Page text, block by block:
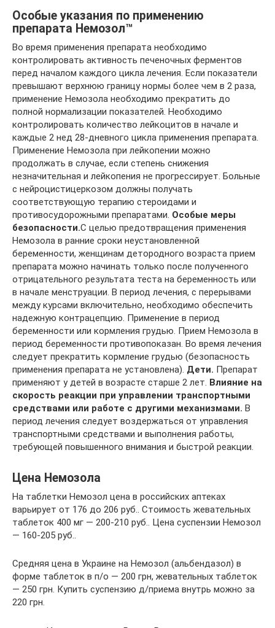
Особые указания по применению
препарата Немозол™
Во время применения препарата необходимо
контролировать активность печеночных ферментов
перед началом каждого цикла лечения. Если показатели
превышают верхнюю границу нормы более чем в 2 раза,
применение Немозола необходимо прекратить до
полной нормализации показателей. Необходимо
контролировать количество лейкоцитов в начале и
каждые 2 нед 28-дневного цикла применения препарата.
Применение Немозола при лейкопении можно
продолжать в случае, если степень снижения
незначительная и лейкопения не прогрессирует. Больные
с нейроцистицеркозом должны получать
соответствующую терапию стероидами и
противосудорожными препаратами. Особые меры
безопасности.С целью предотвращения применения
Немозола в ранние сроки неустановленной
беременности, женщинам детородного возраста прием
препарата можно начинать только после полученного
отрицательного результата теста на беременность или
в начале менструации. В период лечения, с перерывами
между курсами включительно, необходимо обеспечить
надежную контрацепцию. Применение в период
беременности или кормления грудью. Прием Немозола в
период беременности противопоказан. Во время лечения
следует прекратить кормление грудью (безопасность
применения препарата не установлена). Дети. Препарат
применяют у детей в возрасте старше 2 лет. Влияние на
скорость реакции при управлении транспортными
средствами или работе с другими механизмами. В
период лечения следует воздержаться от управления
транспортными средствами и выполнения работы,
требующей повышенного внимания и быстрой реакции.
Цена Немозола
На таблетки Немозол цена в российских аптеках
варьирует от 176 до 206 руб.. Стоимость жевательных
таблеток 400 мг — 200-210 руб.. Цена суспензии Немозол
— 160-205 руб..
Средняя цена в Украине на Немозол (альбендазол) в
форме таблеток в п/о — 200 грн, жевательных таблеток
— 250 грн. Купить суспензию д/приема внутрь можно за
220 грн.